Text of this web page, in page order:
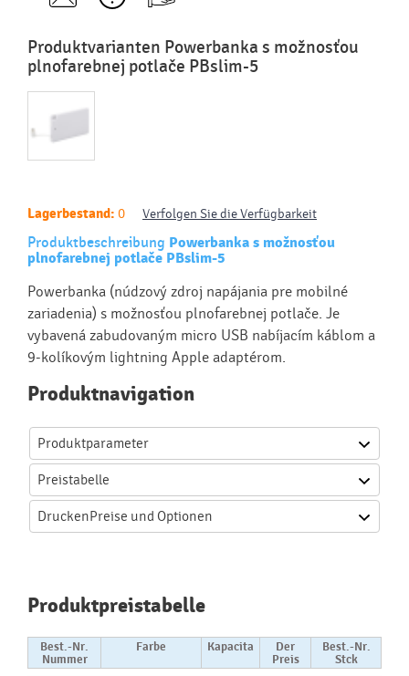
Produktvarianten Powerbanka s možnosťou
plnofarebnej potlače PBslim-5
Lagerbestand: 0 Verfolgen Sie die Verfügbarkeit
Produktbeschreibung Powerbanka s možnosťou
plnofarebnej potlače PBslim-5
Powerbanka (núdzový zdroj napájania pre mobilné
zariadenia) s možnosťou plnofarebnej potlače. Je
vybavená zabudovaným micro USB nabíjacím káblom a
9-kolíkovým lightning Apple adaptérom.
Produktnavigation
Produktparameter
Preistabelle
DruckenPreise und Optionen
Produktpreistabelle
Best.-Nr.
Nummer
Farbe Kapacita
Der
Preis
Best.-Nr.
Stck